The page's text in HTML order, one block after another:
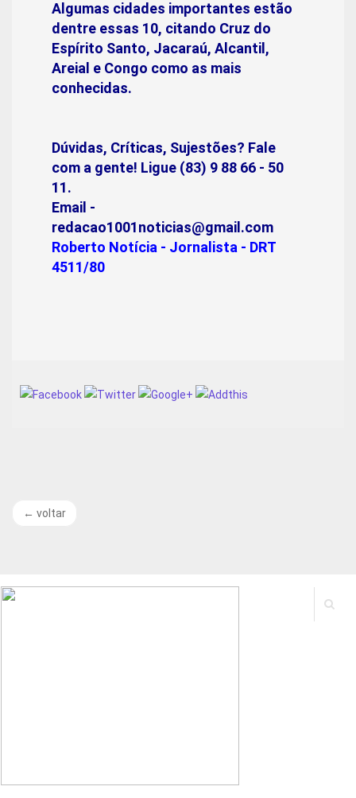
Algumas cidades importantes estão
dentre essas 10, citando Cruz do
Espírito Santo, Jacaraú, Alcantil,
Areial e Congo como as mais
conhecidas.
Dúvidas, Críticas, Sujestões? Fale
com a gente! Ligue (83) 9 88 66 - 50
11.
Email -
redacao1001noticias@gmail.com
Roberto Notícia - Jornalista - DRT
4511/80
← voltar